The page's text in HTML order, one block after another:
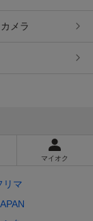
メラ
マイオク
リマ